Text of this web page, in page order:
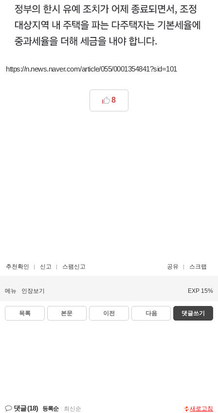
https://n.news.naver.com/article/055/0001354841?sid=101
8
추천확인 신고 스팸신고 공유 스크랩
메뉴 인장보기 EXP 15%
목록 본문 이전 다음 댓글쓰기
댓글(18) 등록순 최신순 새로고침